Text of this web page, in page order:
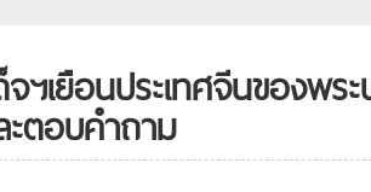
ฯเยือนประเทศจีนของพร
ะตอบคำถาม